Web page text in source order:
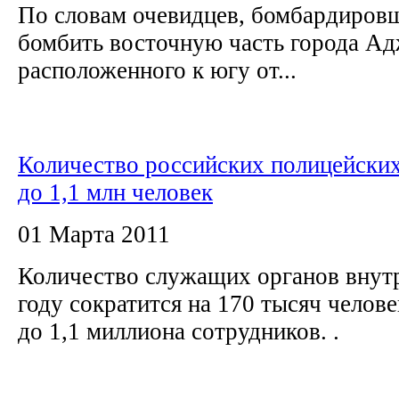
По словам очевидцев,
бомбить восточную часть города
расположенного к югу от...
Количество российских
до 1,1 млн человек
01 Марта 2011
Количество служащих органов
году сократится на 170 тысяч
до 1,1 миллиона сотрудников. .